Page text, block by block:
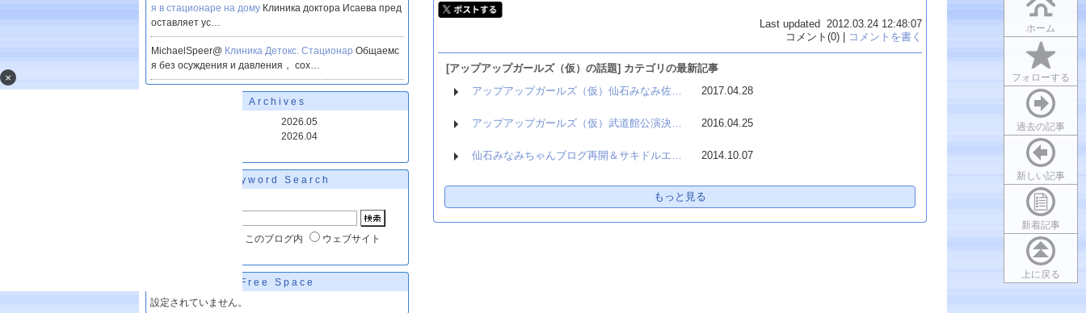
ホーム
フォローする
過去の記事
新しい記事
新着記事
上に戻る
×
я в стационаре на дому Клиника доктора Исаева пред
оставляет ус…
MichaelSpeer@ Клиника Детокс. Стационар Общаемс
я без осуждения и давления， сох…
Archives
2026.05
2026.04
Keyword Search
このブログ内 ウェブサイト
Free Space
設定されていません。
Last updated 2012.03.24 12:48:07
コメント(0) |
コメントを書く
[アップアップガールズ（仮）の話題] カテゴリの最新記事
アップアップガールズ（仮）仙石みなみ佐…
2017.04.28
アップアップガールズ（仮）武道館公演決… 2016.04.25
仙石みなみちゃんブログ再開＆サキドルエ… 2014.10.07
もっと見る